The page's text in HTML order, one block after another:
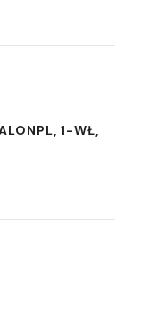
1-WŁ,